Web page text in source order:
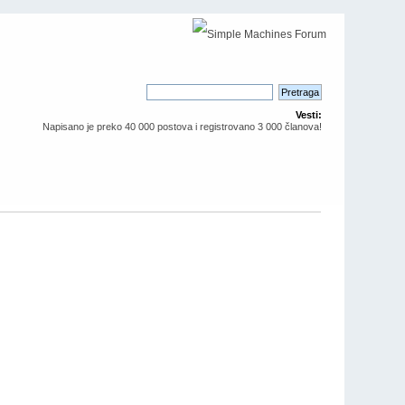
Vesti:
Napisano je preko 40 000 postova i registrovano 3 000 članova!